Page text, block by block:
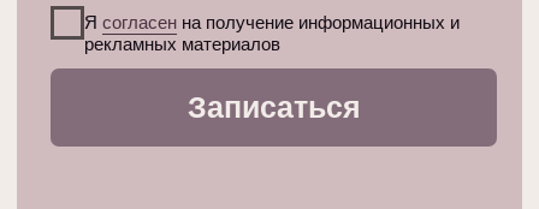
+7 (812) 642-65-65
О студии
Специалисты
Контакты
Аптекарский пр.
18А
Соцсети